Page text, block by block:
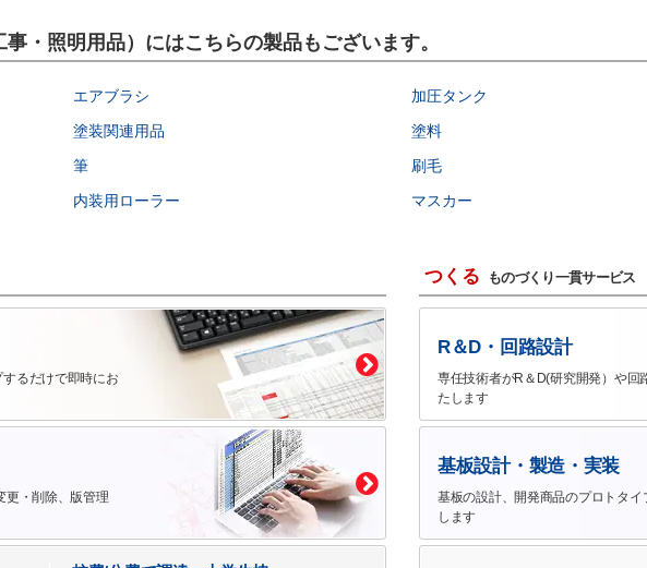
・照明用品）にはこちらの製品もございます。
エアブラシ
加圧タンク
塗装関連用品
塗料
筆
刷毛
内装用ローラー マスカー
るだけで即時にお
更・削除、版管理
つくる ものづくり一貫サービス
R＆D・回路設計
専任技術者がR＆D(研究開発）や回
たします
基板設計・製造・実装
基板の設計、開発商品のプロトタ
します